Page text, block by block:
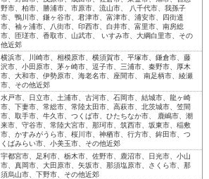
野市、柏市、勝浦市、市原市、流山市、 八千代市、我孫子
市、鴨川市、鎌ヶ谷市、君津市、富津市、浦安市、四街道
市、袖ヶ浦市、八街市、印西市、白井市、富里市、南房総
市、匝瑳市、香取市、山武市、 いすみ市、大綱白里市、その
他近郊
横浜市、川崎市、相模原市、横須賀市、平塚市、鎌倉市、藤
沢市、小田原市、茅ヶ崎市、逗子市、三浦市、秦野市、厚木
市、大和市、伊勢原市、海老名市、座間市、 南足柄市、綾瀬
市、その他近郊
水戸市、日立市、土浦市、古河市、石岡市、結城市、龍ヶ崎
市、下妻市、常総市、常陸太田市、高萩市、北茨城市、笠間
市、取手市、牛久市、つくば市、ひたちなか市、 鹿嶋市、潮
来市、守谷市、常陸大宮市、那珂市、筑西市、坂東市、稲敷
市、かすみがうら市、桜川市、神栖市、行方市、鉾田市、つ
くばみらい市、小美玉市、その他近郊
宇都宮市、足利市、栃木市、佐野市、鹿沼市、日光市、小山
市、真岡市、大田原市、矢坂市、那須塩原市、さくら市、那
須烏山市、下野市、その他近郊